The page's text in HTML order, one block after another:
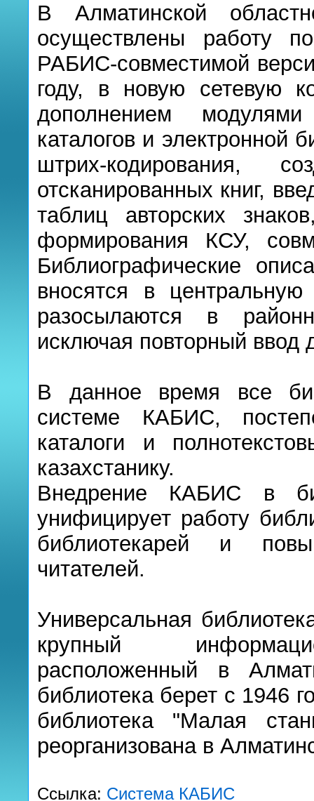
В Алматинской
осуществлены работу
РАБИС-совместимой
году, в новую сетевую
дополнением
каталогов и электронной
штрих-кодирования,
отсканированных книг,
таблиц авторских
формирования КСУ,
Библиографические
вносятся в
разосылаются в
исключая повторный ввод
В данное время все
системе КАБИС,
каталоги и
казахстанику.
Внедрение КАБИС в
унифицирует работу
библиотекарей и
читателей.
Универсальная
крупный
расположенный в
библиотека берет с 1946
библиотека "Малая
реорганизована в
Ссылка: Система КАБИС